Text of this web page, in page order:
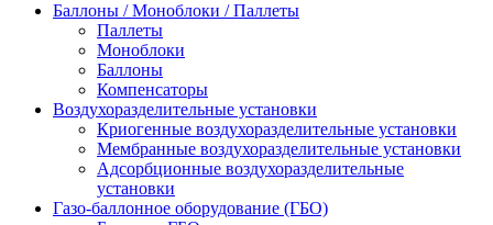
Баллоны / Моноблоки / Паллеты
Паллеты
Моноблоки
Баллоны
Компенсаторы
Воздухоразделительные установки
Криогенные воздухоразделительные установки
Мембранные воздухоразделительные установки
Адсорбционные воздухоразделительные
установки
Газо-баллонное оборудование (ГБО)